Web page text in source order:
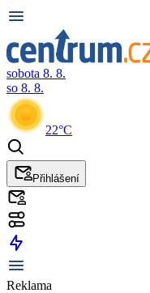
sobota 8. 8.
so 8. 8.
22°C
Přihlášení
Reklama